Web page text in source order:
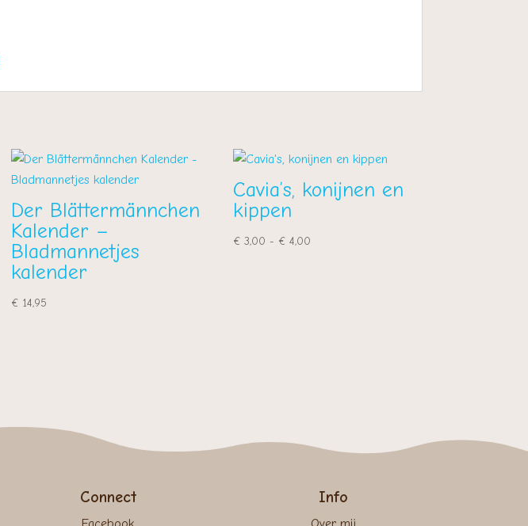
Der Blättermännchen
Kalender –
Bladmannetjes
kalender
€ 14,95
Cavia’s, konijnen en
kippen
€3,00 - €4,00Prijsklasse:
Connect Info